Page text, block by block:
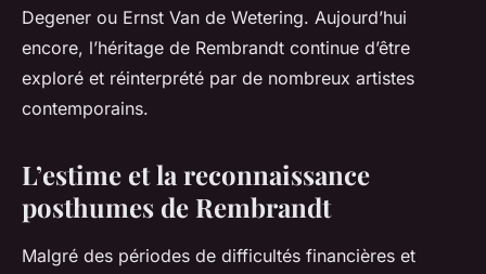
Degener ou Ernst Van de Wetering. Aujourd’hui
encore, l’héritage de Rembrandt continue d’être
exploré et réinterprété par de nombreux artistes
contemporains.
L’estime et la reconnaissance
posthumes de Rembrandt
Malgré des périodes de difficultés financières et